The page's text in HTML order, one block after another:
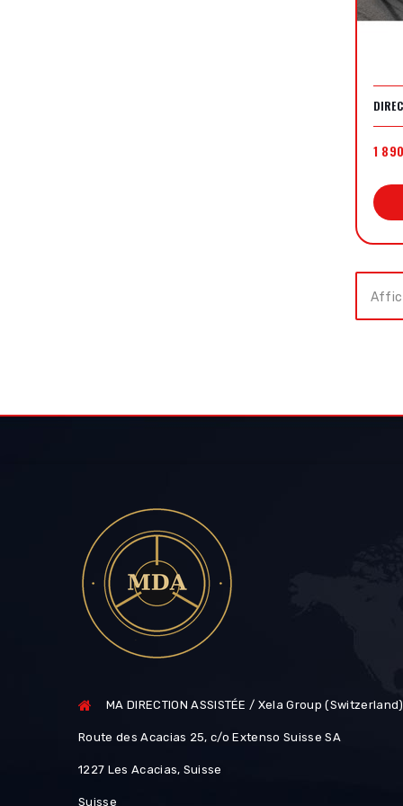
1
MA DIRECTION ASSISTÉE / Xela Group (Switzerland)
Route des Acacias 25, c/o Extenso Suisse SA
1227 Les Acacias, Suisse
Suisse